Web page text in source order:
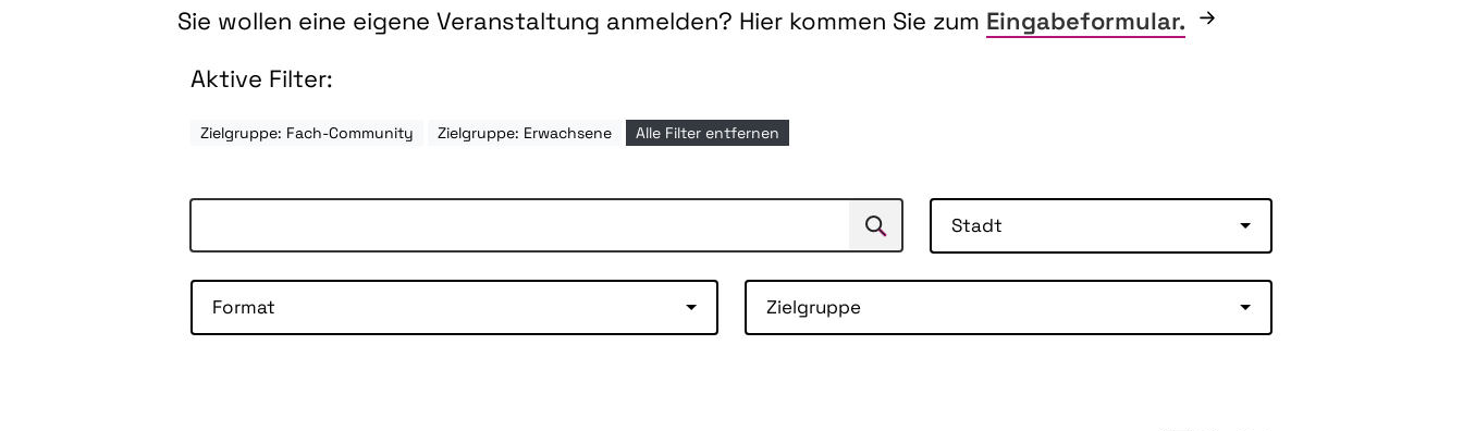
Sie wollen eine eigene Veranstaltung anmelden? Hier kommen Sie zum Eingabeformular.
Aktive Filter:
Zielgruppe: Fach-Community Zielgruppe: Erwachsene Alle Filter entfernen
Suchen Stadt
Format Zielgruppe